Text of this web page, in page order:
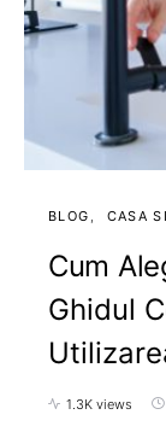
BLOG CASA
Cum
Ghidul
1.3K views